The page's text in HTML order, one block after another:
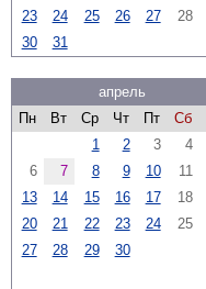
23
24 25 26 27 28
30
31
апрель
Пн
Вт Ср Чт Пт Сб
1
2 3 4
6
7 8 9 10 11
13
14 15 16 17 18
20
21 22 23 24 25
27
28 29 30